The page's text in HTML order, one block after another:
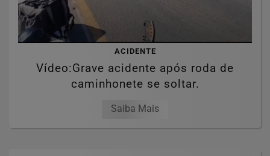
ACIDENTE
Vídeo:Grave acidente após roda de
caminhonete se soltar.
Saiba Mais